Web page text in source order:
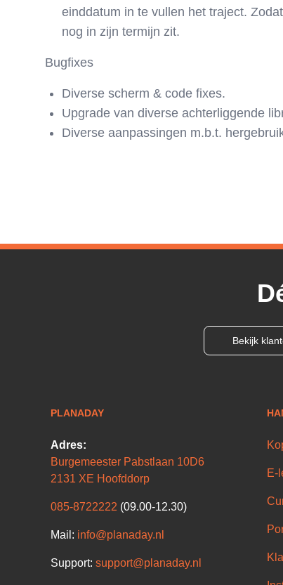
einddatum in te vullen het traject.
nog in zijn termijn zit.
Bugfixes
Diverse scherm & code fixes.
Upgrade van diverse achterliggende
Diverse aanpassingen m.b.t.
Bekijk
PLANADAY
Adres:
Burgemeester Pabstlaan 10D6
2131 XE Hoofddorp
085-8722222 (09.00-12.30)
Mail: info@planaday.nl
Support: support@planaday.nl
E-